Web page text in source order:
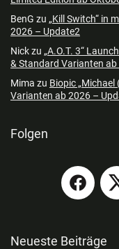
BenG zu „Kill Switch“ in
2026 – Update2
Nickzu „A.O.T. 3“
& Standard Varianten
Mima zu Biopic „Michael
Varianten ab 2026 –
Folgen
Neueste Beiträge